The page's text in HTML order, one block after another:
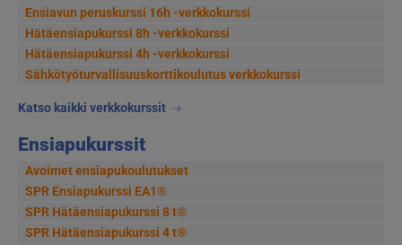
Ensiavun peruskurssi 16h -verkkokurssi
Hätäensiapukurssi 8h -verkkokurssi
Hätäensiapukurssi 4h -verkkokurssi
Sähkötyöturvallisuus­korttikoulutus verkkokurssi
Katso kaikki verkkokurssit
Ensiapukurssit
Avoimet ensiapukoulutukset
SPR Ensiapukurssi EA1®
SPR Hätäensiapukurssi 8 t®
SPR Hätäensiapukurssi 4 t®